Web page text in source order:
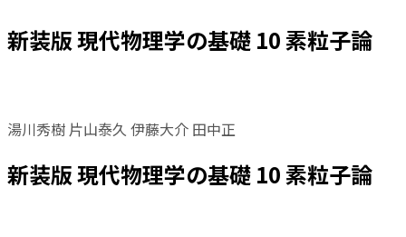
新装版 現代物理学の基礎 10 素粒子論
湯川秀樹 片山泰久 伊藤大介 田中正
新装版 現代物理学の基礎 10 素粒子論